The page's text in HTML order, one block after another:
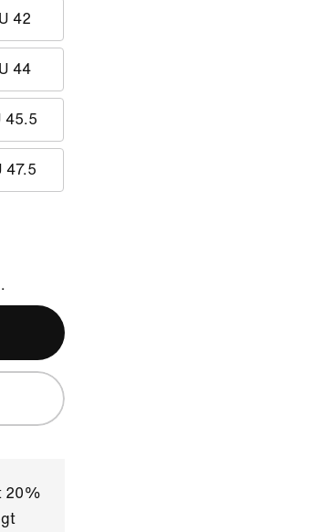
42
44
45.5
47.5
20%